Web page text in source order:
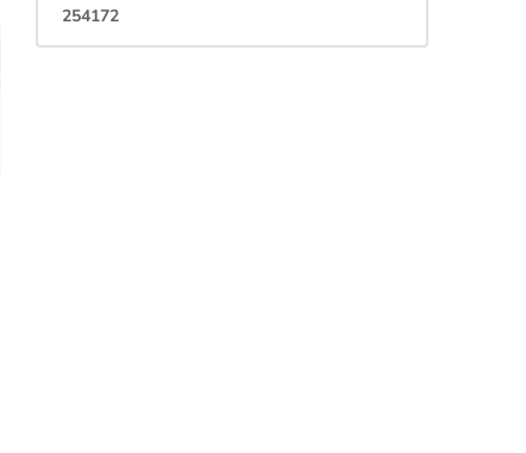
254172